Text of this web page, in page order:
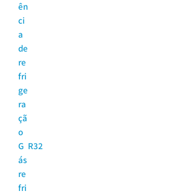
ên
ci
a
de
re
fri
ge
ra
çã
o
G
ás
re
fri
R32